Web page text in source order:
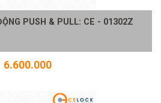
PUSH & PULL: CE - 01302Z
6.600.000